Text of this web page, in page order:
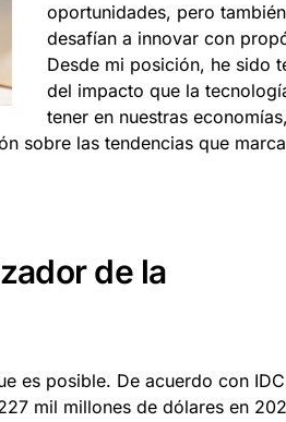
oportunidades, pero
desafían a innovar con
Desde mi posición, he sido
del impacto que la
tener en nuestras economías,
sobre las tendencias que
de la
es posible. De acuerdo con
mil millones de dólares en